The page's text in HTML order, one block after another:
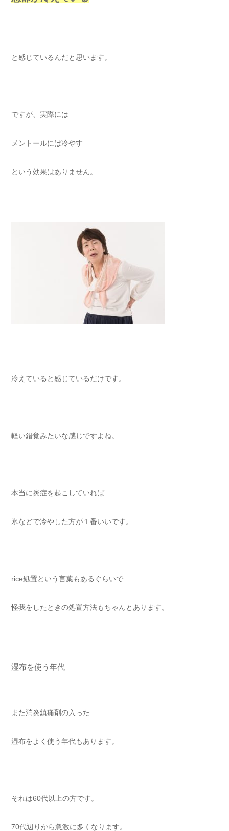
と感じているんだと思います。
ですが、実際には
メントールには冷やす
という効果はありません。
冷えていると感じているだけです。
軽い錯覚みたいな感じですよね。
本当に炎症を起こしていれば
氷などで冷やした方が１番いいです。
rice処置という言葉もあるぐらいで
怪我をしたときの処置方法もちゃんとあります。
湿布を使う年代
また消炎鎮痛剤の入った
湿布をよく使う年代もあります。
それは60代以上の方です。
70代辺りから急激に多くなります。